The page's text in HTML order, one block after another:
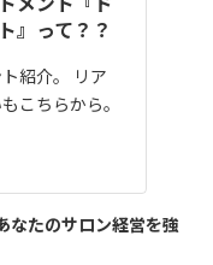
』って？？
紹介。 リア
こちらから。
なたのサロン経営を強